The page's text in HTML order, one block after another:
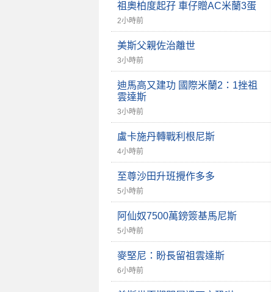
祖奧柏度起孖 車仔贈AC米蘭3蛋
2小時前
美斯父親佐治離世
3小時前
迪馬高又建功 國際米蘭2：1挫祖
雲達斯
3小時前
盧卡施丹轉戰利根尼斯
4小時前
至尊沙田升班攪作多多
5小時前
阿仙奴7500萬鎊簽基馬尼斯
5小時前
麥堅尼：盼長留祖雲達斯
6小時前